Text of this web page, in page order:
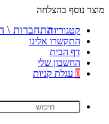
מוצר נוסף בהצלחה
קטגוריות
התקשרו אלינו
דף הבית
החשבון שלי
0 עגלת קניות
התחברות \